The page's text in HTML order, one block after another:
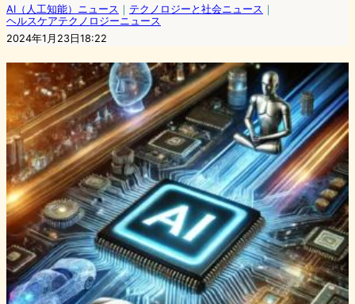
AI（人工知能）ニュース ｜ テクノロジーと社会ニュース ｜
ヘルスケアテクノロジーニュース
2024年1月23日18:22